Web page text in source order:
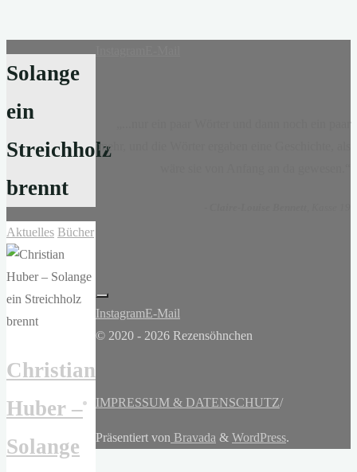
Solange
ein
Streichholz
brennt
Aktuelles Bücher
Christian
Huber –
Solange
mehr, und die Wörter ergaben eine Geschichte, als
InstagramE-Mail
© 2020 - 2026 Rezensöhnchen
IMPRESSUM & DATENSCHUTZ/
Präsentiert von Bravada & WordPress.